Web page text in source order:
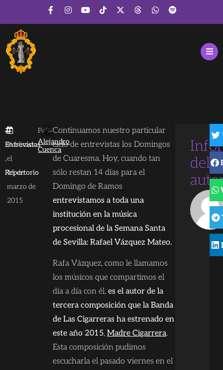
Entrevistas
,
Repertorio
Publicado
el
15 de
marzo de
2015
Por
Alejandro
Cuenca
Continuamos nuestro particular
ciclo de entrevistas los Domingos
de Cuaresma. Hoy, cuando tan
sólo restan 14 días para el
Domingo de Ramos
entrevistamos a toda una
institución en la música
procesional de la Semana Santa
de Sevilla: Rafael Vázquez Mateo.
Rafa Vázquez, como le llamamos
los músicos que compartimos el
día a día con él, es el autor de la
tercera composición que la Banda
de Las Cigarreras ha estrenado en
este año 2015,Madre Cigarrera.
Esta composición pudimos
escucharla el pasado viernes en el
del